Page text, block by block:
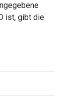
ist, gibt die